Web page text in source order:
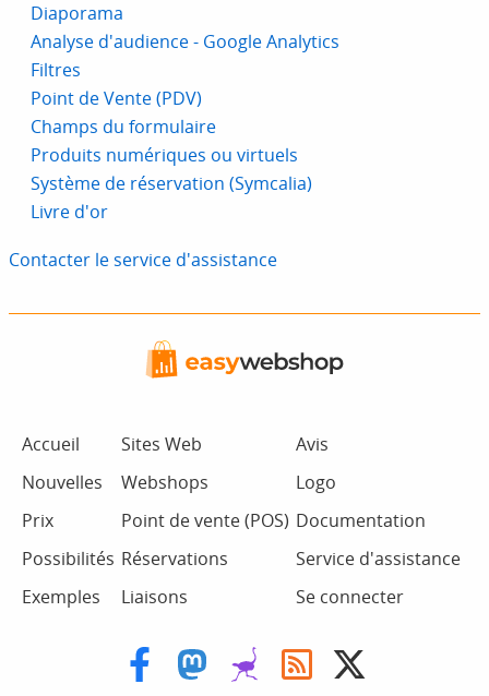
Diaporama
Analyse d'audience - Google Analytics
Filtres
Point de Vente (PDV)
Champs du formulaire
Produits numériques ou virtuels
Système de réservation (Symcalia)
Livre d'or
Contacter le service d'assistance
Accueil
Nouvelles
Prix
Possibilités
Exemples
Sites Web
Webshops
Point de vente (POS)
Réservations
Liaisons
Avis
Logo
Documentation
Service d'assistance
Se connecter